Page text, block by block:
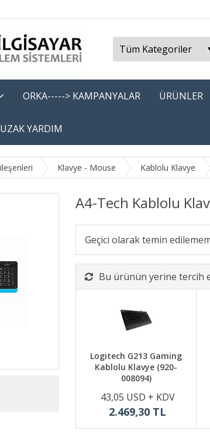
ORKA-----> KAMPANYALAR ÜRÜNLER
UZAK YARDIM
Klavye - Mouse Kablolu Klavye
A4-Tech Kablolu
Geçici olarak temin
Bu ürünün yerine tercih
Logitech G213 Gaming
Kablolu Klavye (920-
008094)
43,05 USD + KDV
2.469,30 TL